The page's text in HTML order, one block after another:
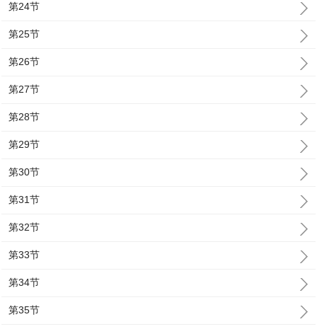
第24节
第25节
第26节
第27节
第28节
第29节
第30节
第31节
第32节
第33节
第34节
第35节